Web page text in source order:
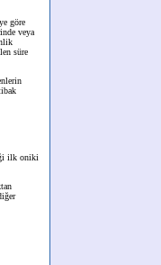
göre
veya
süre
ilk oniki